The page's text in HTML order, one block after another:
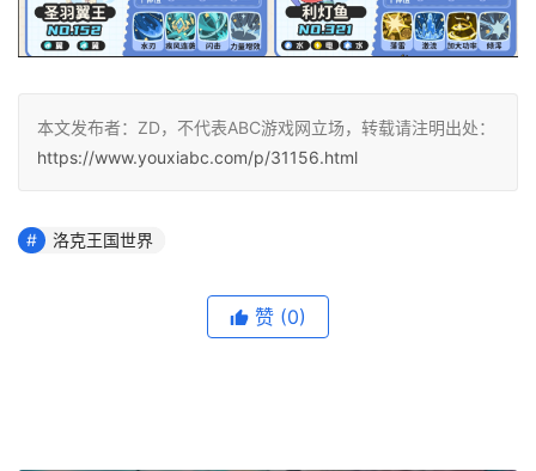
本文发布者：ZD，不代表ABC游戏网立场，转载请注明出处：
https://www.youxiabc.com/p/31156.html
洛克王国世界
赞 (0)